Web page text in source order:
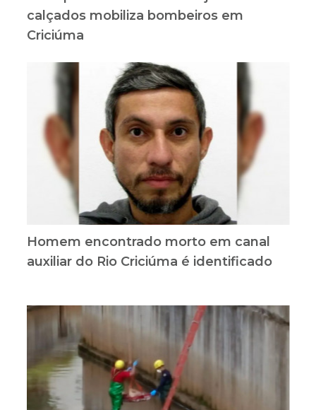
calçados mobiliza bombeiros em
Criciúma
Homem encontrado morto em canal
auxiliar do Rio Criciúma é identificado